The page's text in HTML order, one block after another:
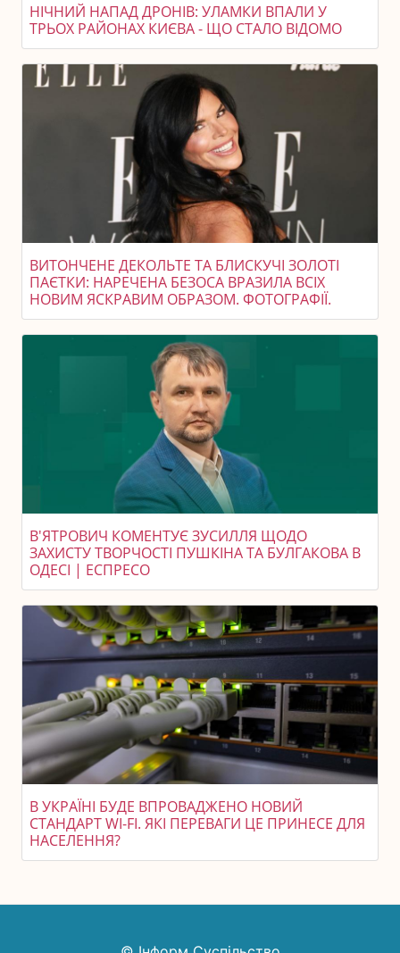
НІЧНИЙ НАПАД ДРОНІВ: УЛАМКИ ВПАЛИ У
ТРЬОХ РАЙОНАХ КИЄВА - ЩО СТАЛО ВІДОМО
ВИТОНЧЕНЕ ДЕКОЛЬТЕ ТА БЛИСКУЧІ ЗОЛОТІ
ПАЄТКИ: НАРЕЧЕНА БЕЗОСА ВРАЗИЛА ВСІХ
НОВИМ ЯСКРАВИМ ОБРАЗОМ. ФОТОГРАФІЇ.
В'ЯТРОВИЧ КОМЕНТУЄ ЗУСИЛЛЯ ЩОДО
ЗАХИСТУ ТВОРЧОСТІ ПУШКІНА ТА БУЛГАКОВА В
ОДЕСІ | ЕСПРЕСО
В УКРАЇНІ БУДЕ ВПРОВАДЖЕНО НОВИЙ
СТАНДАРТ WI-FI. ЯКІ ПЕРЕВАГИ ЦЕ ПРИНЕСЕ ДЛЯ
НАСЕЛЕННЯ?